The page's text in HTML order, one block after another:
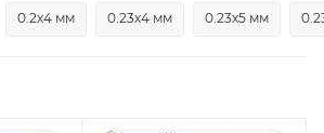
0.2х4 мм 0.23х4 мм 0.23х5 мм